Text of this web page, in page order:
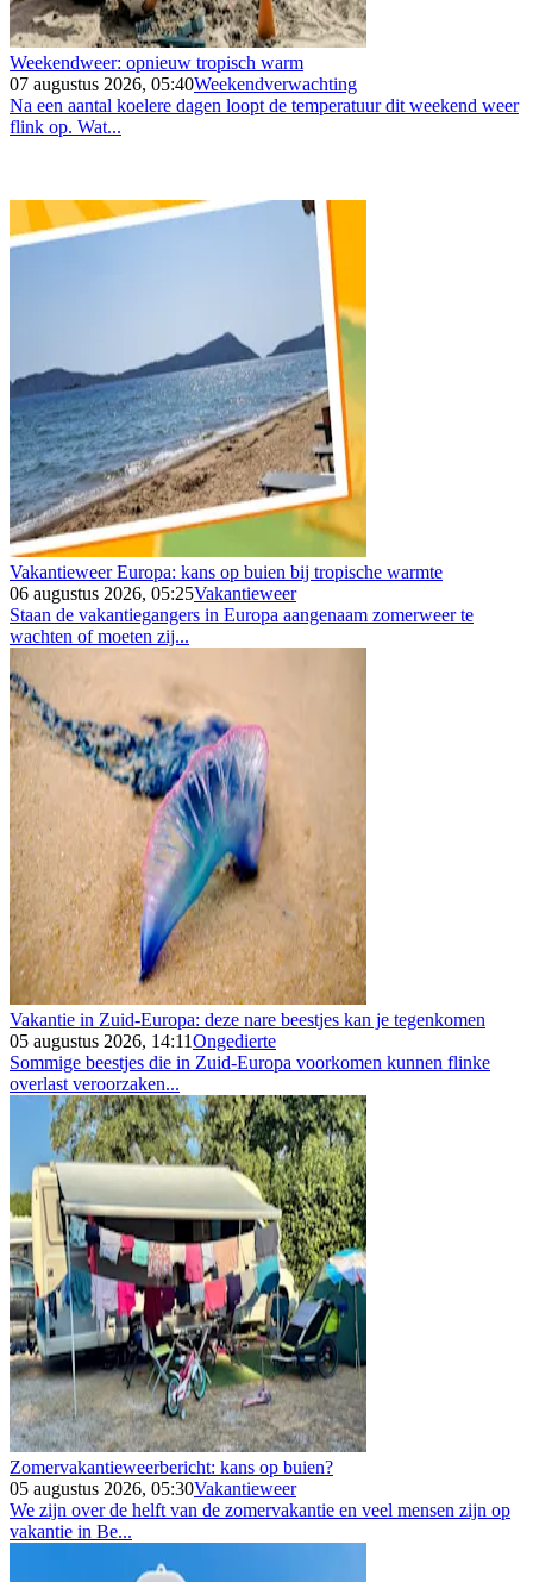
Weekendweer: opnieuw tropisch warm
07 augustus 2026, 05:40Weekendverwachting
Na een aantal koelere dagen loopt de temperatuur dit weekend weer
flink op. Wat...
Vakantieweer Europa: kans op buien bij tropische warmte
06 augustus 2026, 05:25Vakantieweer
Staan de vakantiegangers in Europa aangenaam zomerweer te
wachten of moeten zij...
Vakantie in Zuid-Europa: deze nare beestjes kan je tegenkomen
05 augustus 2026, 14:11Ongedierte
Sommige beestjes die in Zuid-Europa voorkomen kunnen flinke
overlast veroorzaken...
Zomervakantieweerbericht: kans op buien?
05 augustus 2026, 05:30Vakantieweer
We zijn over de helft van de zomervakantie en veel mensen zijn op
vakantie in Be...